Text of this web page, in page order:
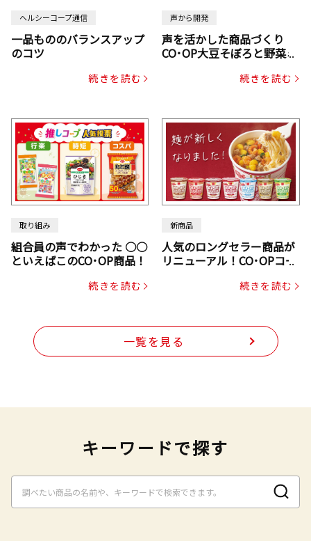
ヘルシーコープ通信
一品もののバランスアップ
のコツ
続きを読む
声から開発
声を活かした商品づくり
CO･OP大豆そぼろと野菜ミ
じん・コーン入り）続きを読む
取り組み
組合員の声でわかった ○○
といえばこのCO･OP商品！
続きを読む
新商品
人気のロングセラー商品が
リニューアル！CO･OPコー
続きを読む
一覧を見る
キーワードで探す